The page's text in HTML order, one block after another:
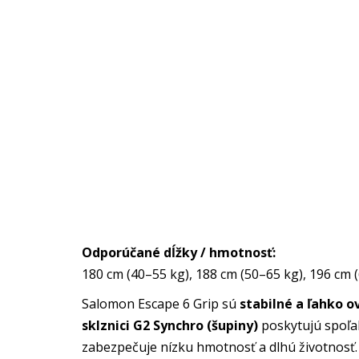
Odporúčané dĺžky / hmotnosť:
180 cm (40–55 kg), 188 cm (50–65 kg), 196
Salomon Escape 6 Grip sú stabilné a ľahko
sklznici G2 Synchro (šupiny) poskytujú
zabezpečuje nízku hmotnosť a dlhú životnosť.